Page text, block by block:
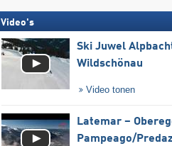
Video's
Ski Juwel
Wildschönau
Video tonen
Latemar –
Pampeago/​